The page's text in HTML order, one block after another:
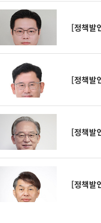
[정책발
[정책발
[정책발
[정책발